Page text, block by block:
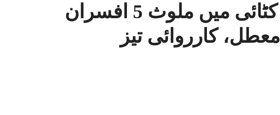
قانونی کٹائی میں ملوث 5 افسران
معطل، کارروائی تیز